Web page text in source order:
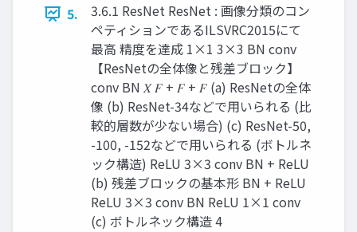
5.
3.6.1 ResNet ResNet : 画像分類のコン
ペティションであるILSVRC2015にて
最高 精度を達成 1×1 3×3 BN conv
【ResNetの全体像と残差ブロック】
conv BN 𝑋 𝐹 + 𝐹 + 𝐹 (a) ResNetの全体
像 (b) ResNet-34などで用いられる (比
較的層数が少ない場合) (c) ResNet-50,
-100, -152などで用いられる (ボトルネ
ック構造) ReLU 3×3 conv BN + ReLU
(b) 残差ブロックの基本形 BN + ReLU
ReLU 3×3 conv BN ReLU 1×1 conv
(c) ボトルネック構造 4